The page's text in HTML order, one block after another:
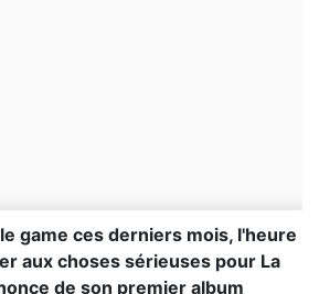
game ces derniers mois, l'heure
aux choses sérieuses pour La
de son premier album